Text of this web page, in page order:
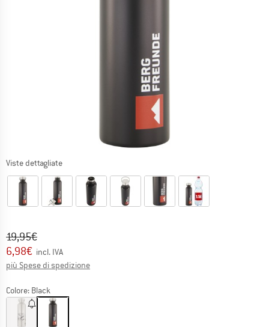
Viste dettagliate
Prezzo originale :
19,95€
Prezzo:
6,98€ incl. IVA
più Spese di spedizioneInformazioni sui costi di spedizione. Si apre in
Colore: Black